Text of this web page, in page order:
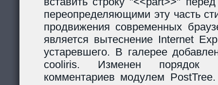
переопределяющими эту часть
продвижения современных
является вытеснение Internet
устаревшего. В галерее
cooliris. Изменен порядок
комментариев модулем